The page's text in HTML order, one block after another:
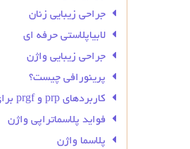
جراحی زیبایی زنان
لابیاپلاستی حرفه ای
جراحی زیبایی واژن
پرینورافی چیست؟
کاربردهای prp و prgf برای زنان
فواید پلاسماتراپی واژن
پلاسما واژن